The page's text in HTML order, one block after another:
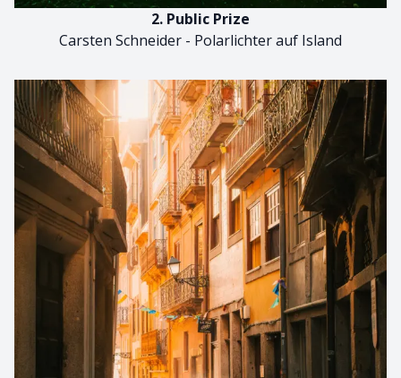
2. Public Prize
Carsten Schneider - Polarlichter auf Island